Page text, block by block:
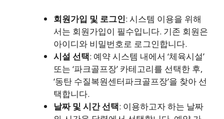
회원가입 및 로그인: 시스템 이용을 위해
서는 회원가입이 필수입니다. 기존 회원은
아이디와 비밀번호로 로그인합니다.
시설 선택: 예약 시스템 내에서 ‘체육시설’
또는 ‘파크골프장’ 카테고리를 선택한 후,
‘동탄 수질복원센터파크골프장’을 찾아 선
택합니다.
날짜 및 시간 선택: 이용하고자 하는 날짜